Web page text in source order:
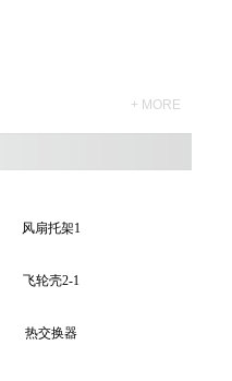
+ MORE
风扇托架1
飞轮壳2-1
热交换器